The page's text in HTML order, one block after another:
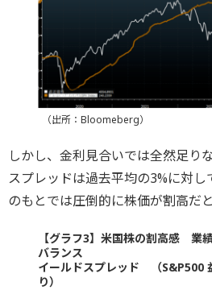
（出所：Bloomeberg）
しかし、金利見合いでは全然足り
スプレッドは過去平均の3%に対
のもとでは圧倒的に株価が割高だ
【グラフ3】米国株の割高感 業
バランス
イールドスプレッド （S&P500
り）